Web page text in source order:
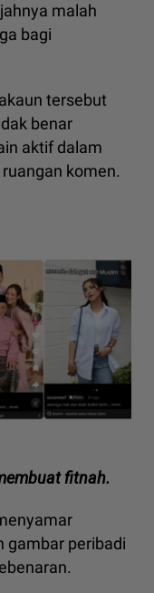
malah
bagi
tersebut
benar
aktif dalam
komen.
fitnah.
gambar peribadi